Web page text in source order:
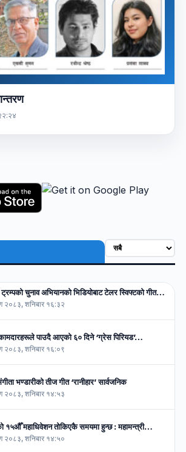
ट्रम्पको चुनाव अभियानको भिडियोबाट टेलर स्विफ्टको गीत…
२०८३, शनिबार १६:३२
पाउदै आएको ६० दिने ‘ग्रेस पिरियड’…
२०८३, शनिबार १६:०९
भण्डारीको तीज गीत ‘रानीहार’ सार्वजनिक
२०८३, शनिबार १४:५३
१५औँ महाधिवेशन तोकिएकै समयमा हुन्छ : महामन्त्री…
२०८३, शनिबार १४:५०